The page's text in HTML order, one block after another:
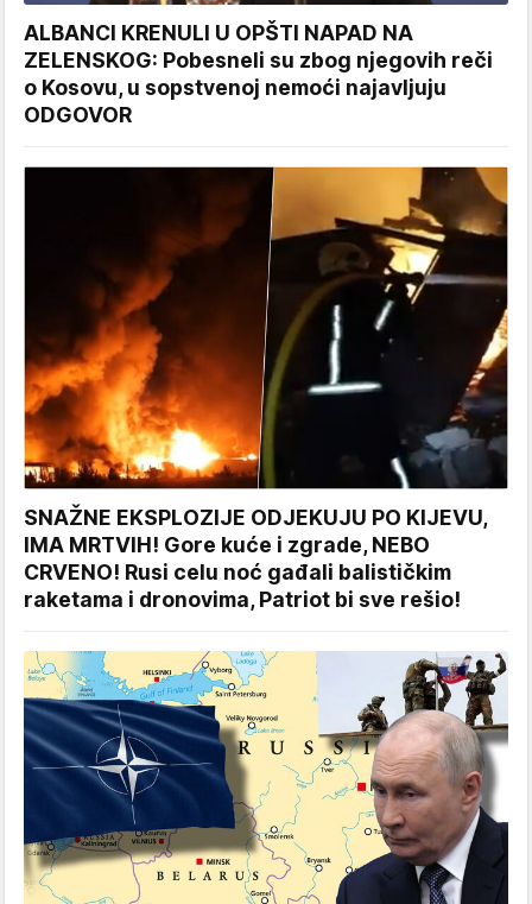
ALBANCI KRENULI U OPŠTI NAPAD NA
ZELENSKOG: Pobesneli su zbog njegovih reči
o Kosovu, u sopstvenoj nemoći najavljuju
ODGOVOR
SNAŽNE EKSPLOZIJE ODJEKUJU PO KIJEVU,
IMA MRTVIH! Gore kuće i zgrade, NEBO
CRVENO! Rusi celu noć gađali balističkim
raketama i dronovima, Patriot bi sve rešio!